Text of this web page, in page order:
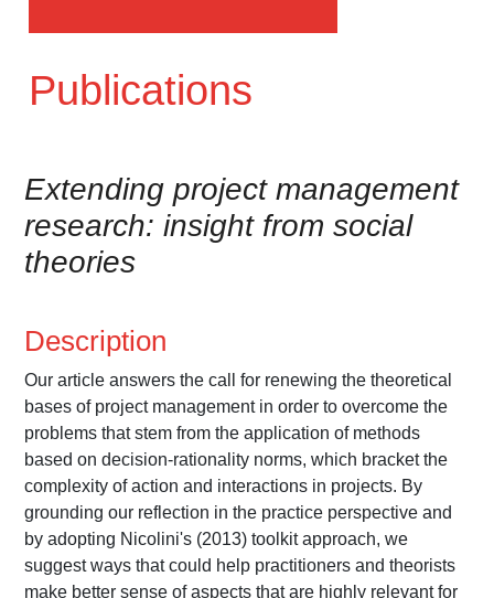
Publications
Extending project management
research: insight from social
theories
Description
Our article answers the call for renewing the theoretical
bases of project management in order to overcome the
problems that stem from the application of methods
based on decision-rationality norms, which bracket the
complexity of action and interactions in projects. By
grounding our reflection in the practice perspective and
by adopting Nicolini's (2013) toolkit approach, we
suggest ways that could help practitioners and theorists
make better sense of aspects that are highly relevant for